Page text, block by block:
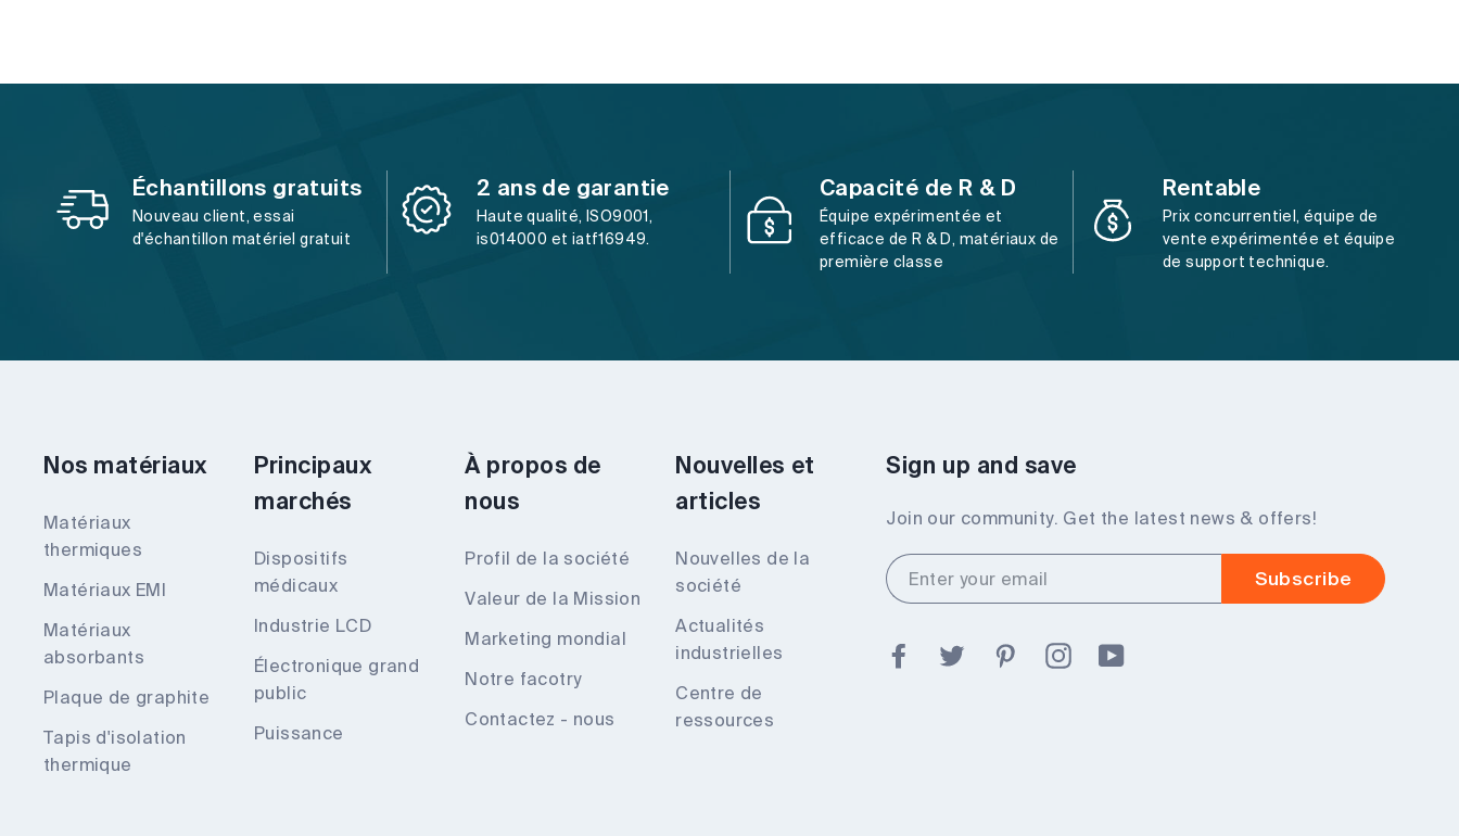
Échantillons gratuits
Nouveau client, essai
d'échantillon matériel gratuit
2 ans de garantie
Haute qualité, ISO9001,
is014000 et iatf16949.
Capacité de R & D
Équipe expérimentée et
efficace de R & D, matériaux de
première classe
Rentable
Prix concurrentiel, équipe de
vente expérimentée et équipe
de support technique.
Nos matériaux
Matériaux
thermiques
Matériaux EMI
Matériaux
absorbants
Plaque de graphite
Tapis d'isolation
thermique
Principaux
marchés
Dispositifs
médicaux
Industrie LCD
Électronique grand
public
Puissance
À propos de
nous
Profil de la société
Valeur de la Mission
Marketing mondial
Notre facotry
Contactez - nous
Nouvelles et
articles
Nouvelles de la
société
Actualités
industrielles
Centre de
ressources
Sign up and save
Join our community. Get the latest news & offers!
Enter
your
email
Subscribe
FacebookTwitter PinterestInstagram